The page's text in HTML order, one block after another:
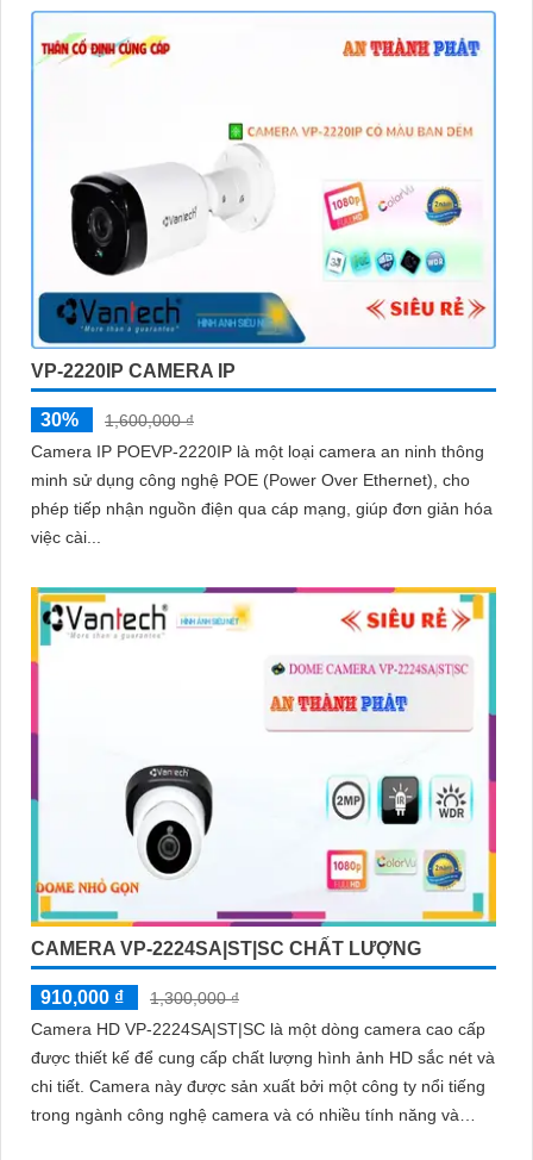
có thông số hồng ngoại phù hợp với nhu cầu giám sát của bạn.
Khả năng chống nước và bụi: Nếu bạn sử dụng camera
ngoài trời, hãy chọn camera có khả năng chống nước và bụi để
nâng cao an toàn hoạt động ổn định trong mọi điều kiện thời tiết.
Tùy thuộc vào nhu cầu sử dụng cụ thể của bạn, bạn nên tham
khảo và so sánh các sản phẩm trên thị trường để chọn lựa
camera Starlight màu ánh sáng yếu phù hợp nhất.
VP-2220IP CAMERA IP
30%
1,600,000 ₫
Camera IP POEVP-2220IP là một loại camera an ninh thông
minh sử dụng công nghệ POE (Power Over Ethernet), cho
phép tiếp nhận nguồn điện qua cáp mạng, giúp đơn giản hóa
việc cài...
CAMERA VP-2224SA|ST|SC CHẤT LƯỢNG
910,000 ₫
1,300,000 ₫
Camera HD VP-2224SA|ST|SC là một dòng camera cao cấp
được thiết kế để cung cấp chất lượng hình ảnh HD sắc nét và
chi tiết. Camera này được sản xuất bởi một công ty nổi tiếng
trong ngành công nghệ camera và có nhiều tính năng và